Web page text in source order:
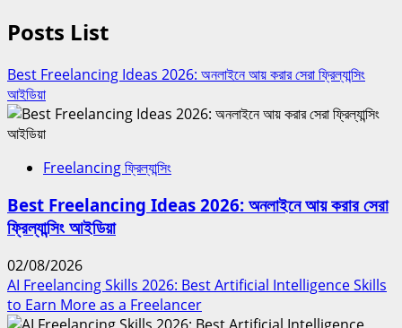
Posts List
Best Freelancing Ideas 2026: অনলাইনে আয় করার সেরা ফ্রিল্যান্সিং
আইডিয়া
Freelancing ফ্রিল্যান্সিং
Best Freelancing Ideas 2026: অনলাইনে আয় করার সেরা
ফ্রিল্যান্সিং আইডিয়া
02/08/2026
AI Freelancing Skills 2026: Best Artificial Intelligence Skills
to Earn More as a Freelancer